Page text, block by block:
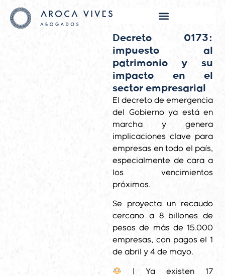
Decreto 0173:
impuesto al
patrimonio y su
impacto en el
sector empresarial
El decreto de emergencia
del Gobierno ya está en
marcha y genera
implicaciones clave para
empresas en todo el país,
especialmente de cara a
los vencimientos
próximos.
Se proyecta un recaudo
cercano a 8 billones de
pesos de más de 15.000
empresas, con pagos el 1
de abril y 4 de mayo.
| Ya existen 17